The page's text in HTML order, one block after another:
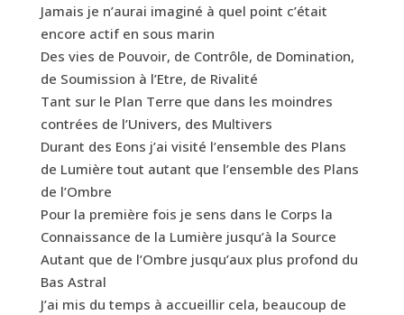
Jamais je n’aurai imaginé à quel point c’était
encore actif en sous marin
Des vies de Pouvoir, de Contrôle, de Domination,
de Soumission à l’Etre, de Rivalité
Tant sur le Plan Terre que dans les moindres
contrées de l’Univers, des Multivers
Durant des Eons j’ai visité l’ensemble des Plans
de Lumière tout autant que l’ensemble des Plans
de l’Ombre
Pour la première fois je sens dans le Corps la
Connaissance de la Lumière jusqu’à la Source
Autant que de l’Ombre jusqu’aux plus profond du
Bas Astral
J’ai mis du temps à accueillir cela, beaucoup de